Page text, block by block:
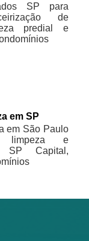
SP para
de
predial e
em SP
em São Paulo
limpeza e
SP Capital,